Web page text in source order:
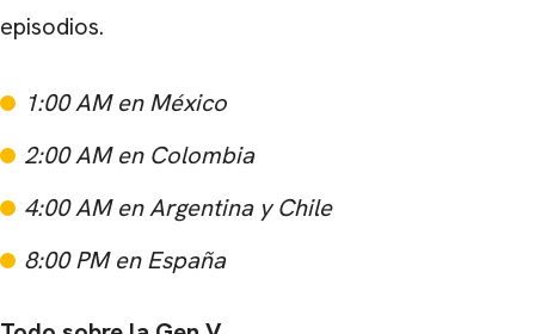
episodios.
1:00 AM en México
2:00 AM en Colombia
4:00 AM en Argentina y Chile
8:00 PM en España